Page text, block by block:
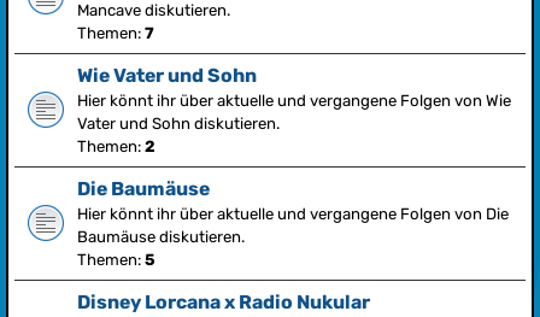
Mancave diskutieren.
Themen: 7
Wie Vater und Sohn
Hier könnt ihr über aktuelle und vergangene Folgen von Wie
Vater und Sohn diskutieren.
Themen: 2
Die Baumäuse
Hier könnt ihr über aktuelle und vergangene Folgen von Die
Baumäuse diskutieren.
Themen: 5
Disney Lorcana x Radio Nukular